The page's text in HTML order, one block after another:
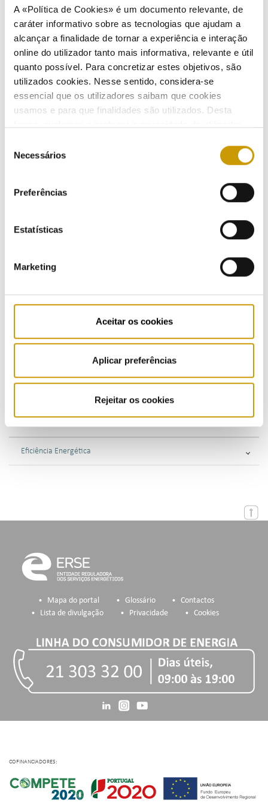
A «Política de Cookies» é um documento relevante, de
caráter informativo sobre as tecnologias que ajudam a
alcançar a finalidade de tornar a experiência e interação
online do utilizador tanto mais informativa, relevante e útil
quanto possível. Para concretizar estes objetivos, são
utilizados cookies. Nesse sentido, considera-se
essencial que os utilizadores saibam que cookies
usamos e para que finalidades são utilizados. Desta
simples possível de usar. Para obter mais informações
sobre como são tratados os seus dados pessoais,
Necessários
Preferências
Estatísticas
Marketing
Aceitar os cookies
Aplicar preferências
Rejeitar os cookies
ATIVIDADE
Regulação
Regulamentos - gás
Regulamento - mobilidade elétrica
Fiscalização
Eficiência Energética
Mapa do portal Glossário
Contactos
Lista de divulgação
Privacidade Cookies
COFINANCIADORES: